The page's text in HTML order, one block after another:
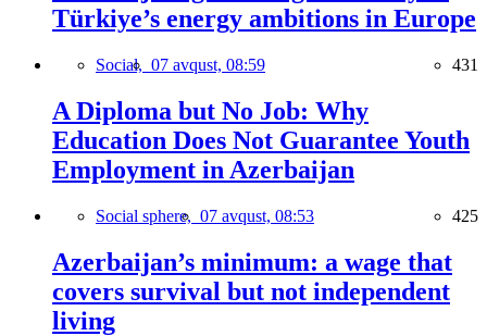
Türkiye’s energy ambitions in Europe
Social, 07 avqust, 08:59 431
A Diploma but No Job: Why
Education Does Not Guarantee Youth
Employment in Azerbaijan
Social sphere, 07 avqust, 08:53 425
Azerbaijan’s minimum: a wage that
covers survival but not independent
living